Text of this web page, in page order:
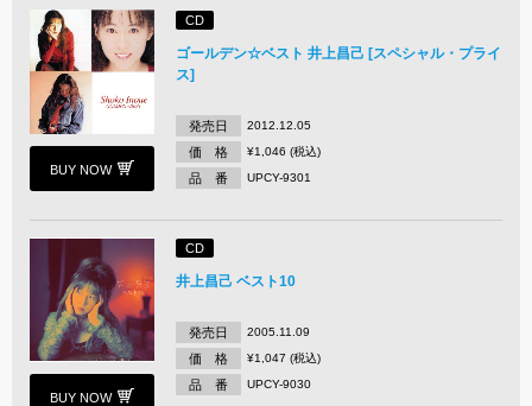
BUY NOW
CD
ゴールデン☆ベスト 井上昌己 [スペシャル・プライ
ス]
発売日 2012.12.05
価 格 ¥1,046 (税込)
品 番 UPCY-9301
BUY NOW
CD
井上昌己 ベスト10
発売日 2005.11.09
価 格 ¥1,047 (税込)
品 番 UPCY-9030